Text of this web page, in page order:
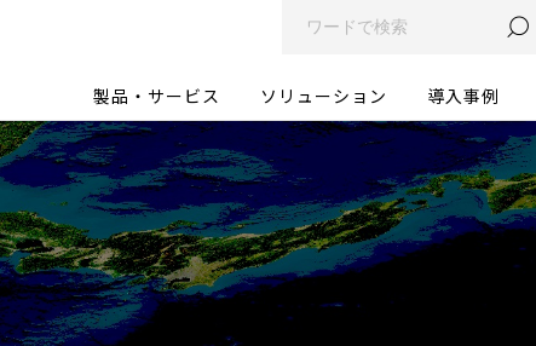
製品・サービス ソリューション 導入事例